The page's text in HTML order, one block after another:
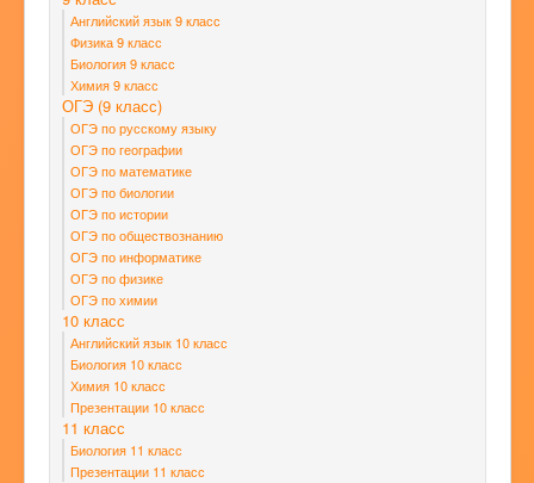
Английский язык 9 класс
Физика 9 класс
Биология 9 класс
Химия 9 класс
ОГЭ (9 класс)
ОГЭ по русскому языку
ОГЭ по географии
ОГЭ по математике
ОГЭ по биологии
ОГЭ по истории
ОГЭ по обществознанию
ОГЭ по информатике
ОГЭ по физике
ОГЭ по химии
10 класс
Английский язык 10 класс
Биология 10 класс
Химия 10 класс
Презентации 10 класс
11 класс
Биология 11 класс
Презентации 11 класс